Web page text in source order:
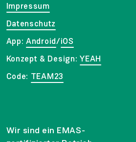
Impressum
Datenschutz
App: Android/iOS
Konzept & Design:YEAH
Code: TEAM23
Wir sind ein EMAS-